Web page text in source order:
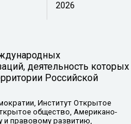
2026
деятельность которых
Российской
Институт Открытое
общество, Американо-
и правовому развитию,